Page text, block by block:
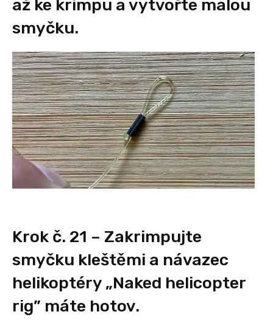
až ke krimpu a vytvořte malou
smyčku.
Krok č. 21 – Zakrimpujte
smyčku kleštěmi a návazec
helikoptéry „Naked helicopter
rig” máte hotov.